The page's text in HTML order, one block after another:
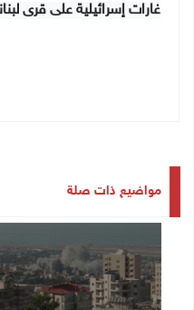
غارات إسرائيلية على قرى
مواضيع ذات صلة